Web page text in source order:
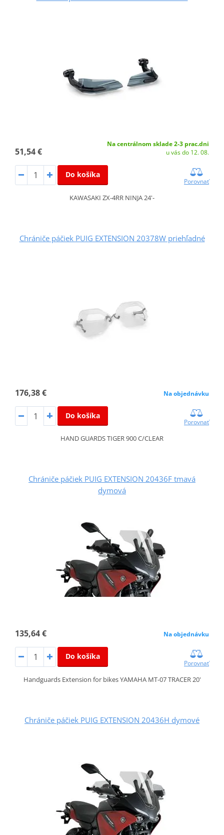
51,54 €
Na centrálnom sklade 2-3 prac.dni
u vás do 12. 08.
Do košíka
Porovnať
KAWASAKI ZX-4RR NINJA 24'-
Chrániče páčiek PUIG EXTENSION 20378W priehľadné
176,38 € Na objednávku
Do košíka
Porovnať
HAND GUARDS TIGER 900 C/CLEAR
Chrániče páčiek PUIG EXTENSION 20436F tmavá
dymová
135,64 € Na objednávku
Do košíka
Porovnať
Handguards Extension for bikes YAMAHA MT-07 TRACER 20'
Chrániče páčiek PUIG EXTENSION 20436H dymové